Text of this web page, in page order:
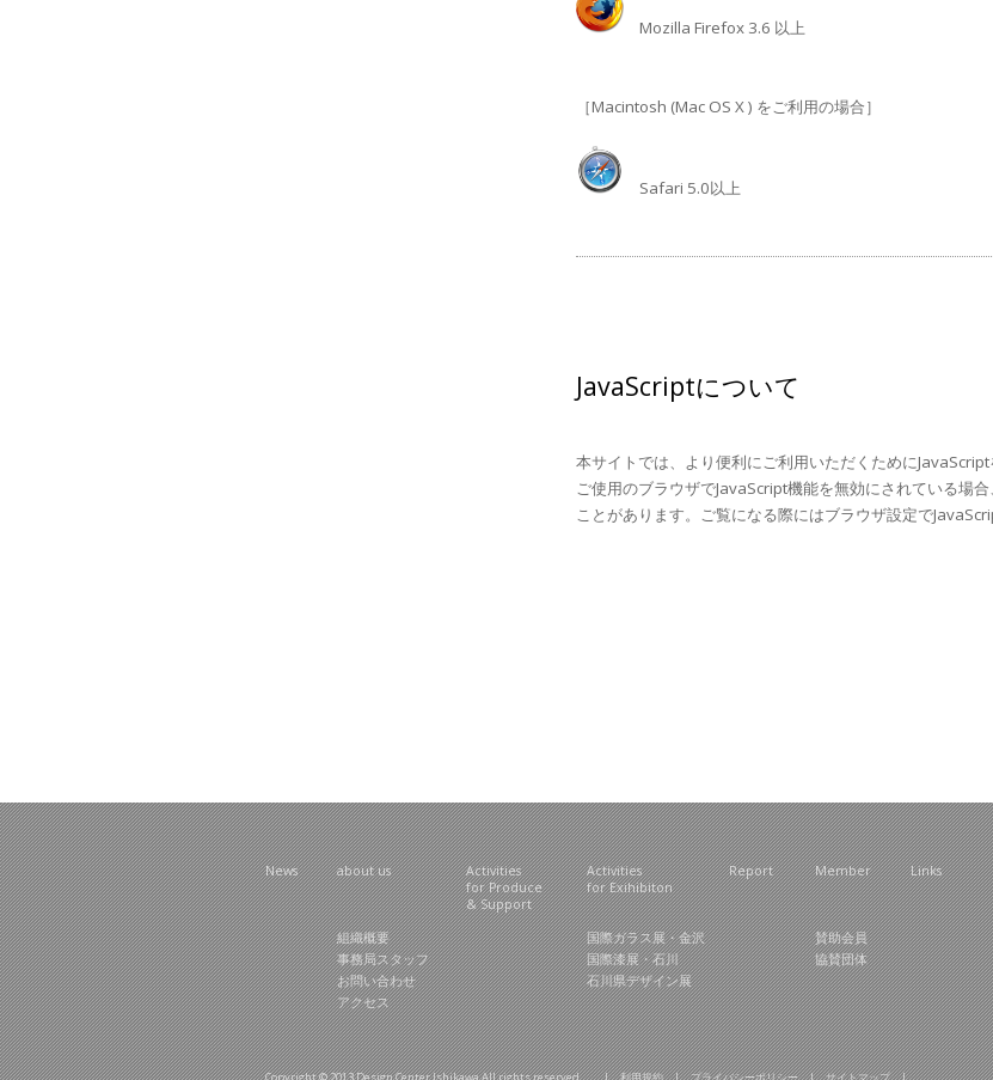
Mozilla Firefox 3.6 以上
［Macintosh (Mac OS X ) をご利用の場合］
Safari 5.0以上
JavaScriptについて
本サイトでは、より便利にご利用いただくためにJavaScript
ご使用のブラウザでJavaScript機能を無効にされている場
ことがあります。ご覧になる際にはブラウザ設定で
News about us
Activities
for Produce
& Support
Activities
for Exihibiton
Report Member Links
組織概要
事務局スタッフ
お問い合わせ
アクセス
国際ガラス展・金沢
国際漆展・石川
石川県デザイン展
賛助会員
協賛団体